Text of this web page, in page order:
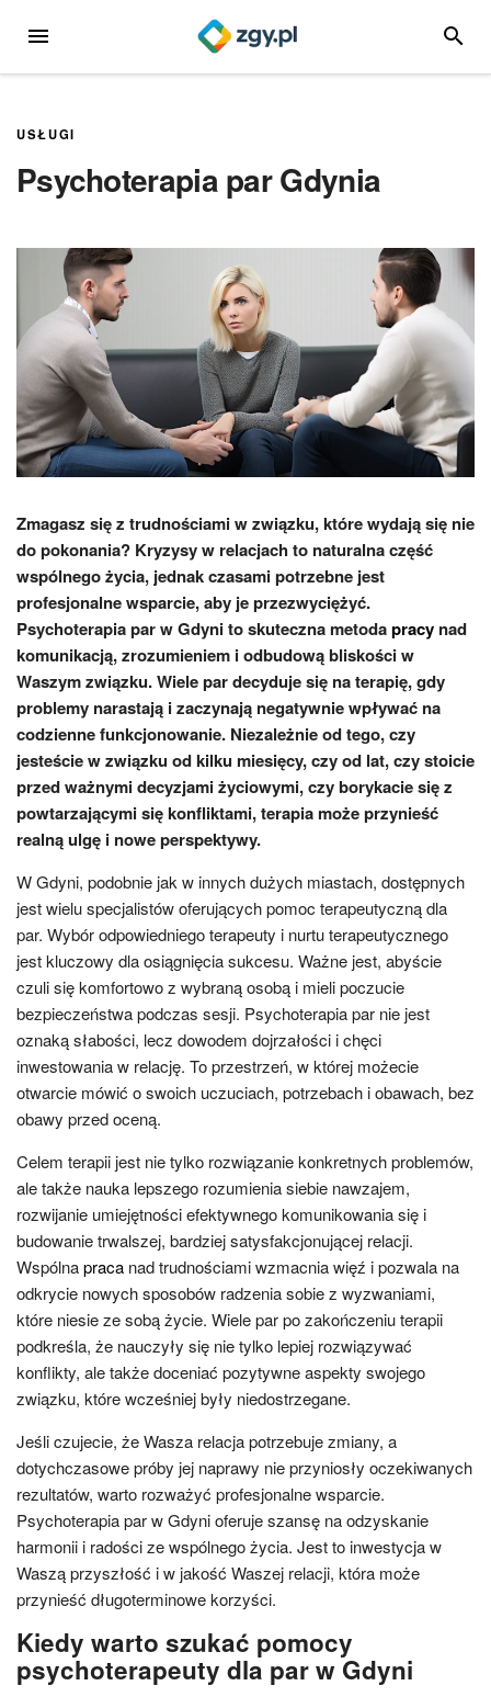
MENU
USŁUGI
Psychoterapia par Gdynia
Zmagasz się z trudnościami w związku, które wydają się nie
do pokonania? Kryzysy w relacjach to naturalna część
wspólnego życia, jednak czasami potrzebne jest
profesjonalne wsparcie, aby je przezwyciężyć.
Psychoterapia par w Gdyni to skuteczna metodapracy nad
komunikacją, zrozumieniem i odbudową bliskości w
Waszym związku. Wiele par decyduje się na terapię, gdy
problemy narastają i zaczynają negatywnie wpływać na
codzienne funkcjonowanie. Niezależnie od tego, czy
jesteście w związku od kilku miesięcy, czy od lat, czy stoicie
przed ważnymi decyzjami życiowymi, czy borykacie się z
powtarzającymi się konfliktami, terapia może przynieść
realną ulgę i nowe perspektywy.
W Gdyni, podobnie jak w innych dużych miastach, dostępnych
jest wielu specjalistów oferujących pomoc terapeutyczną dla
par. Wybór odpowiedniego terapeuty i nurtu terapeutycznego
jest kluczowy dla osiągnięcia sukcesu. Ważne jest, abyście
czuli się komfortowo z wybraną osobą i mieli poczucie
bezpieczeństwa podczas sesji. Psychoterapia par nie jest
oznaką słabości, lecz dowodem dojrzałości i chęci
inwestowania w relację. To przestrzeń, w której możecie
otwarcie mówić o swoich uczuciach, potrzebach i obawach, bez
obawy przed oceną.
Celem terapii jest nie tylko rozwiązanie konkretnych problemów,
ale także nauka lepszego rozumienia siebie nawzajem,
rozwijanie umiejętności efektywnego komunikowania się i
budowanie trwalszej, bardziej satysfakcjonującej relacji.
Wspólnapraca nad trudnościami wzmacnia więź i pozwala na
odkrycie nowych sposobów radzenia sobie z wyzwaniami,
które niesie ze sobą życie. Wiele par po zakończeniu terapii
podkreśla, że nauczyły się nie tylko lepiej rozwiązywać
konflikty, ale także doceniać pozytywne aspekty swojego
związku, które wcześniej były niedostrzegane.
Jeśli czujecie, że Wasza relacja potrzebuje zmiany, a
dotychczasowe próby jej naprawy nie przyniosły oczekiwanych
rezultatów, warto rozważyć profesjonalne wsparcie.
Psychoterapia par w Gdyni oferuje szansę na odzyskanie
harmonii i radości ze wspólnego życia. Jest to inwestycja w
Waszą przyszłość i w jakość Waszej relacji, która może
przynieść długoterminowe korzyści.
Kiedy warto szukać pomocy
psychoterapeuty dla par w Gdyni